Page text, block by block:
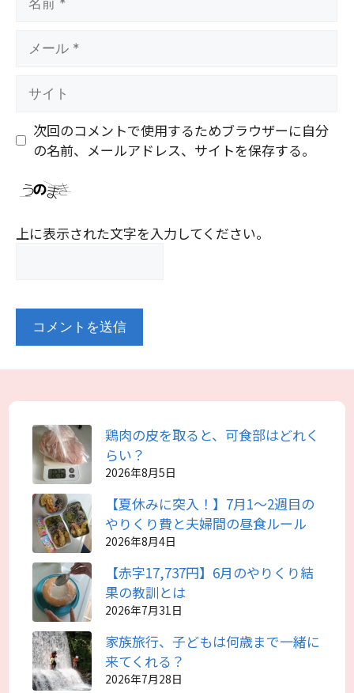
次回のコメントで使用するためブラウザーに自分
の名前、メールアドレス、サイトを保存する。
上に表示された文字を入力してください。
鶏肉の皮を取ると、可食部はどれく
らい？
2026年8月5日
【夏休みに突入！】7月1～2週目の
やりくり費と夫婦間の昼食ルール
2026年8月4日
【赤字17,737円】6月のやりくり結
果の教訓とは
2026年7月31日
家族旅行、子どもは何歳まで一緒に
来てくれる？
2026年7月28日